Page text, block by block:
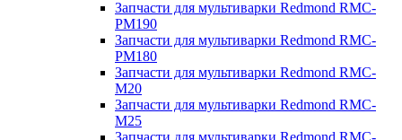
Запчасти для мультиварки Redmond RMC-
PM190
Запчасти для мультиварки Redmond RMC-
PM180
Запчасти для мультиварки Redmond RMC-
M20
Запчасти для мультиварки Redmond RMC-
M25
Запчасти для мультиварки Redmond RMC-